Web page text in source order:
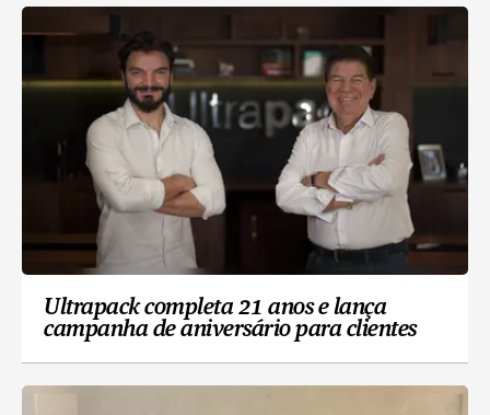
Ultrapack completa 21 anos e lança
campanha de aniversário para clientes